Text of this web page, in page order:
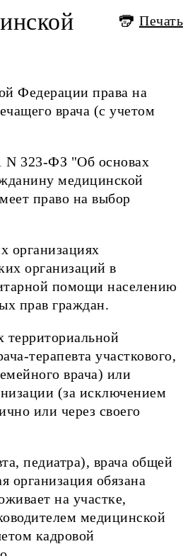
Печать
Федерации права на
врача (с учетом
N 323-ФЗ "Об основах
медицинской
право на выбор
организациях
организаций в
помощи населению
прав граждан.
терапевта участкового,
врача) или
(за исключением
или через своего
педиатра), врача общей
организация обязана
на участке,
медицинской
кадровой